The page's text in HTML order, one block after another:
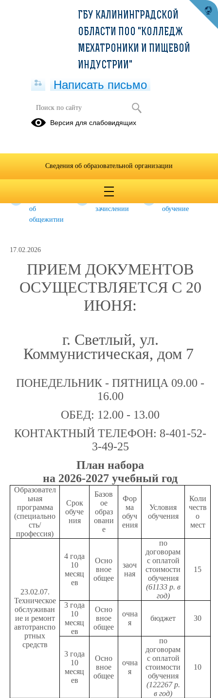
Приемная комиссия 2026-2027
учебный год
заявлениях
об
общежитии
Приказы о
зачислении
обучение
17.02.2026
ПРИЕМ ДОКУМЕНТОВ
ОСУЩЕСТВЛЯЕТСЯ С 20
ИЮНЯ:
г. Светлый, ул.
Коммунистическая, дом 7
ПОНЕДЕЛЬНИК - ПЯТНИЦА 09.00 -
16.00
ОБЕД: 12.00 - 13.00
КОНТАКТНЫЙ ТЕЛЕФОН: 8-401-52-
3-49-25
План набора
на 2026-2027 учебный год
Образовател
ьная
программа
(специально
сть/
профессия)
Срок
обуче
ния
Базов
ое
образ
овани
е
Фор
ма
обуч
ения
Условия
обучения
Коли
честв
о
мест
23.02.07.
Техническое
обслуживан
ие и ремонт
автотранспо
ртных
средств
4 года
10
месяц
ев
Осно
вное
общее
заоч
ная
по
договорам
с оплатой
стоимости
обучения
(61133 р. в
год)
15
3 года
10
месяц
ев
Осно
вное
общее
очна
я
бюджет 30
3 года
10
месяц
ев
Осно
вное
общее
очна
я
по
договорам
с оплатой
стоимости
обучения
(122267 р.
в год)
10
ГБУ КАЛИНИНГРАДСКОЙ
ОБЛАСТИ ПОО "КОЛЛЕДЖ
МЕХАТРОНИКИ И ПИЩЕВОЙ
ИНДУСТРИИ"
Написать письмо
Версия для слабовидящих
Сведения об образовательной организации